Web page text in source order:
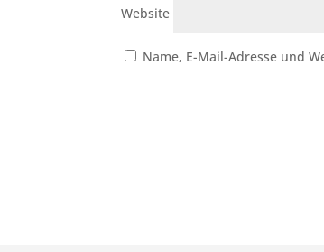
Website
Name, E-Mail-Adresse und